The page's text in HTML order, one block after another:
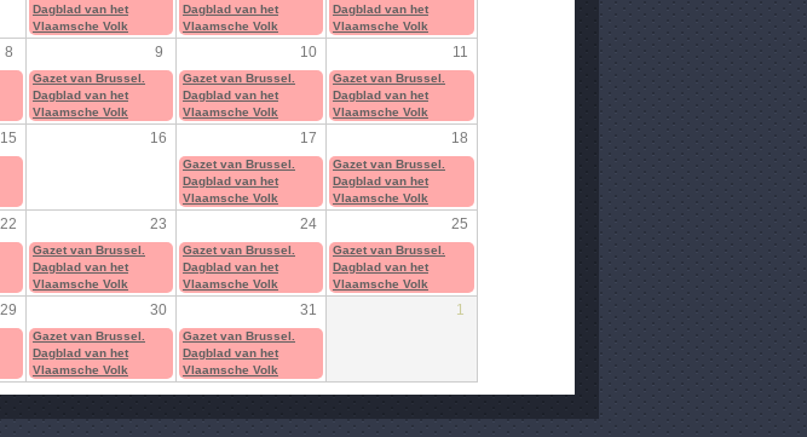
Dagblad van het
Vlaamsche Volk
Dagblad van het
Vlaamsche Volk
Dagblad van het
Vlaamsche Volk
8 9 10 11
Gazet van Brussel.
Dagblad van het
Vlaamsche Volk
Gazet van Brussel.
Dagblad van het
Vlaamsche Volk
Gazet van Brussel.
Dagblad van het
Vlaamsche Volk
15 16 17 18
Gazet van Brussel.
Dagblad van het
Vlaamsche Volk
Gazet van Brussel.
Dagblad van het
Vlaamsche Volk
22 23 24 25
Gazet van Brussel.
Dagblad van het
Vlaamsche Volk
Gazet van Brussel.
Dagblad van het
Vlaamsche Volk
Gazet van Brussel.
Dagblad van het
Vlaamsche Volk
29 30 31 1
Gazet van Brussel.
Dagblad van het
Vlaamsche Volk
Gazet van Brussel.
Dagblad van het
Vlaamsche Volk